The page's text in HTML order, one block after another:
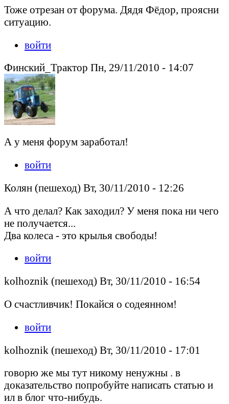
Тоже отрезан от форума. Дядя Фёдор, проясни
ситуацию.
войти
Финский_Трактор Пн, 29/11/2010 - 14:07
А у меня форум заработал!
войти
Колян (пешеход) Вт, 30/11/2010 - 12:26
А что делал? Как заходил? У меня пока ни чего
не получается...
Два колеса - это крылья свободы!
войти
kolhoznik (пешеход) Вт, 30/11/2010 - 16:54
О счастливчик! Покайся о содеянном!
войти
kolhoznik (пешеход) Вт, 30/11/2010 - 17:01
говорю же мы тут никому ненужны . в
доказательство попробуйте написать статью и
ил в блог что-нибудь.